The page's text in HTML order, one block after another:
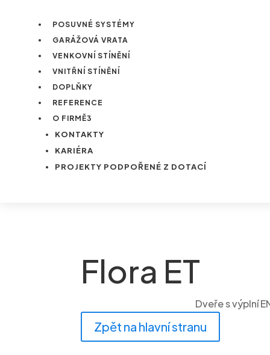
POSUVNÉ SYSTÉMY
GARÁŽOVÁ VRATA
VENKOVNÍ STÍNĚNÍ
VNITŘNÍ STÍNĚNÍ
DOPLŇKY
REFERENCE
O FIRMĚ3
KONTAKTY
KARIÉRA
PROJEKTY PODPOŘENÉ Z DOTACÍ
Flora ET
Dveře s výplní
Zpět na hlavní stranu